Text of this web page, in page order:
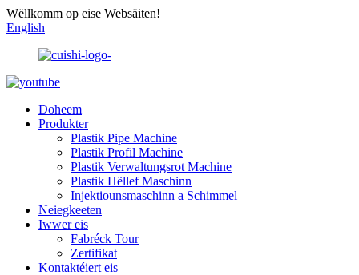
Wëllkomm op eise Websäiten!
English
Doheem
Produkter
Plastik Pipe Machine
Plastik Profil Machine
Plastik Verwaltungsrot Machine
Plastik Hëllef Maschinn
Injektiounsmaschinn a Schimmel
Neiegkeeten
Iwwer eis
Fabréck Tour
Zertifikat
Kontaktéiert eis